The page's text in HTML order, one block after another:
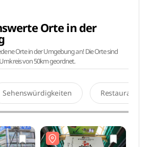
Orte in der
Orte in der Umgebung an! Die Orte sind
von 50km geordnet.
Sehenswürdigkeiten Restaurants